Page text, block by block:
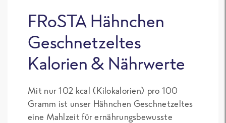
FRoSTA Hähnchen
Geschnetzeltes
Kalorien & Nährwerte
Mit nur 102 kcal (Kilokalorien) pro 100
Gramm ist unser Hähnchen Geschnetzeltes
eine Mahlzeit für ernährungsbewusste